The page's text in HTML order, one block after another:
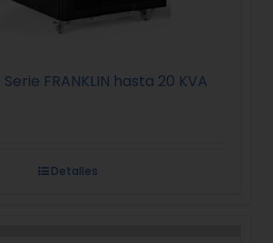
FRANKLIN hasta 20 KVA
Detalles